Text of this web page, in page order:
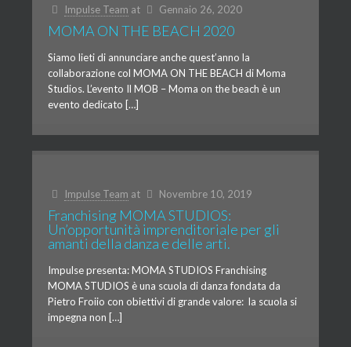
Impulse Team at Gennaio 26, 2020
MOMA ON THE BEACH 2020
Siamo lieti di annunciare anche quest’anno la
collaborazione col MOMA ON THE BEACH di Moma
Studios. L’evento Il MOB – Moma on the beach è un
evento dedicato […]
Impulse Team at Novembre 10, 2019
Franchising MOMA STUDIOS:
Un’opportunità imprenditoriale per gli
amanti della danza e delle arti.
Impulse presenta: MOMA STUDIOS Franchising
MOMA STUDIOS è una scuola di danza fondata da
Pietro Froiio con obiettivi di grande valore: la scuola si
impegna non […]